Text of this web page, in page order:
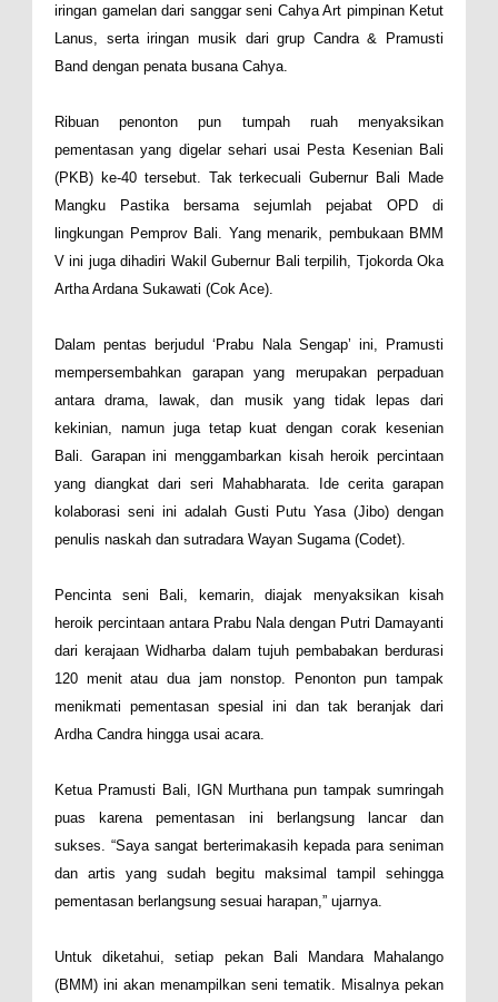
iringan gamelan dari sanggar seni Cahya Art pimpinan Ketut
Lanus, serta iringan musik dari grup Candra & Pramusti
Band dengan penata busana Cahya.
Ribuan penonton pun tumpah ruah menyaksikan
pementasan yang digelar sehari usai Pesta Kesenian Bali
(PKB) ke-40 tersebut. Tak terkecuali Gubernur Bali Made
Mangku Pastika bersama sejumlah pejabat OPD di
lingkungan Pemprov Bali. Yang menarik, pembukaan BMM
V ini juga dihadiri Wakil Gubernur Bali terpilih, Tjokorda Oka
Artha Ardana Sukawati (Cok Ace).
Dalam pentas berjudul ‘Prabu Nala Sengap’ ini, Pramusti
mempersembahkan garapan yang merupakan perpaduan
antara drama, lawak, dan musik yang tidak lepas dari
kekinian, namun juga tetap kuat dengan corak kesenian
Bali. Garapan ini menggambarkan kisah heroik percintaan
yang diangkat dari seri Mahabharata. Ide cerita garapan
kolaborasi seni ini adalah Gusti Putu Yasa (Jibo) dengan
penulis naskah dan sutradara Wayan Sugama (Codet).
Pencinta seni Bali, kemarin, diajak menyaksikan kisah
heroik percintaan antara Prabu Nala dengan Putri Damayanti
dari kerajaan Widharba dalam tujuh pembabakan berdurasi
120 menit atau dua jam nonstop. Penonton pun tampak
menikmati pementasan spesial ini dan tak beranjak dari
Ardha Candra hingga usai acara.
Ketua Pramusti Bali, IGN Murthana pun tampak sumringah
puas karena pementasan ini berlangsung lancar dan
sukses. “Saya sangat berterimakasih kepada para seniman
dan artis yang sudah begitu maksimal tampil sehingga
pementasan berlangsung sesuai harapan,” ujarnya.
Untuk diketahui, setiap pekan Bali Mandara Mahalango
(BMM) ini akan menampilkan seni tematik. Misalnya pekan